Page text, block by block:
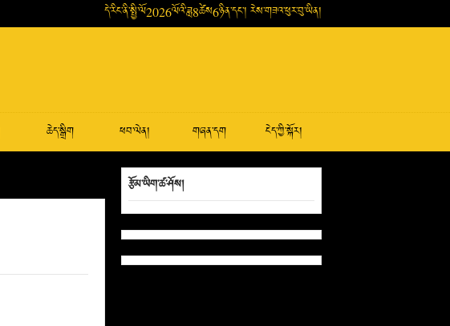
དེ་རིང་ནི་སྤྱི་ལོ2026ལོའི་ཟླ8ཚེས6ཉིན་དང་། རེས་གཟའ་ཕུར་བུ་ཡིན།
ཆེད་སྒྲིག ཕབ་ལེན། གཞན་དག ངེད་ཀྱི་སྐོར།
རྩོམ་ཡིག་ཚ་ཤོས།